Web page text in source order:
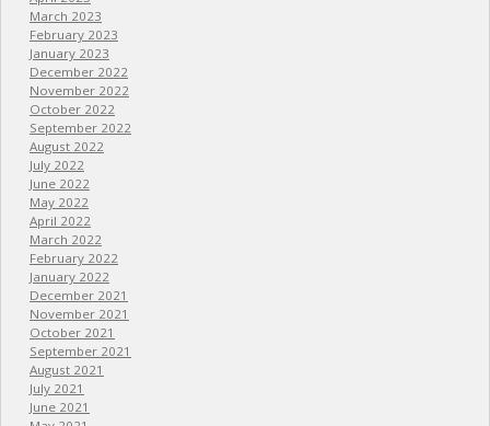
March 2023
February 2023
January 2023
December 2022
November 2022
October 2022
September 2022
August 2022
July 2022
June 2022
May 2022
April 2022
March 2022
February 2022
January 2022
December 2021
November 2021
October 2021
September 2021
August 2021
July 2021
June 2021